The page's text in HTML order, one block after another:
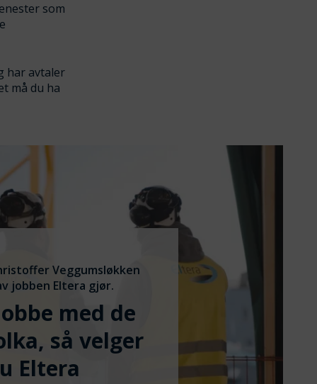
som
har avtaler
må du ha
Veggumsløkken
jobben Eltera gjør.
med de
så velger
Eltera